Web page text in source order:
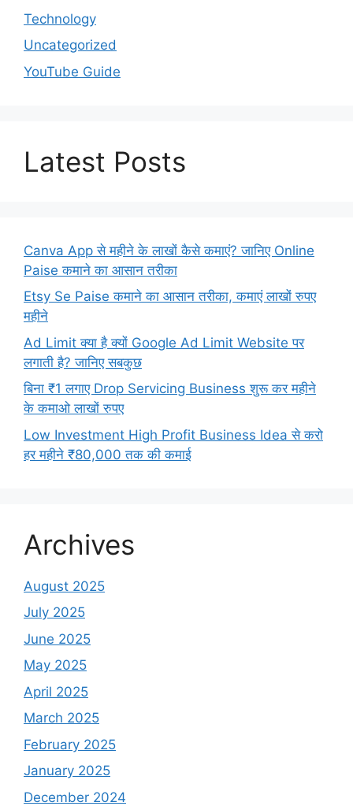
Technology
Uncategorized
YouTube Guide
Latest Posts
Canva App से महीने के लाखों कैसे कमाएं? जानिए Online
Paise कमाने का आसान तरीका
Etsy Se Paise कमाने का आसान तरीका, कमाएं लाखों रुपए
महीने
Ad Limit क्या है क्यों Google Ad Limit Website पर
लगाती है? जानिए सबकुछ
बिना ₹1 लगाए Drop Servicing Business शुरू कर महीने
के कमाओ लाखों रुपए
Low Investment High Profit Business Idea से करो
हर महीने ₹80,000 तक की कमाई
Archives
August 2025
July 2025
June 2025
May 2025
April 2025
March 2025
February 2025
January 2025
December 2024